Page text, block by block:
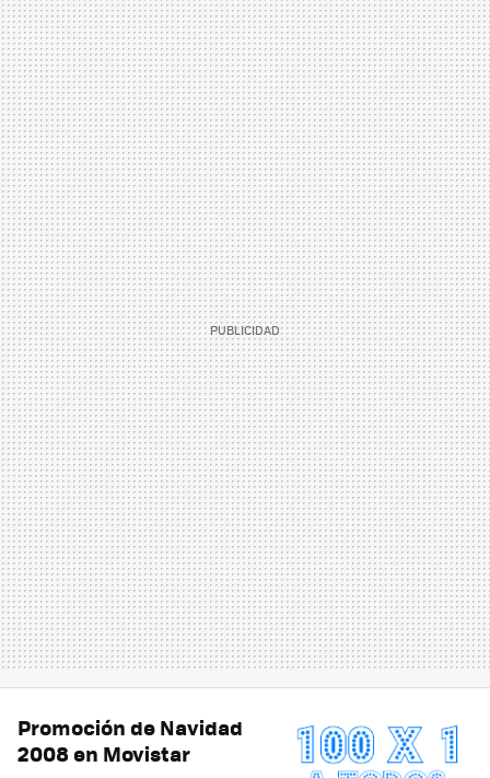
Promoción de Navidad
2008 en Movistar